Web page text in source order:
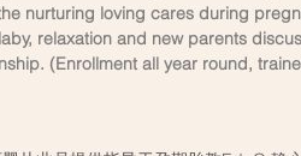
nurturing loving cares during
relaxation and new parents
(Enrollment all year round,